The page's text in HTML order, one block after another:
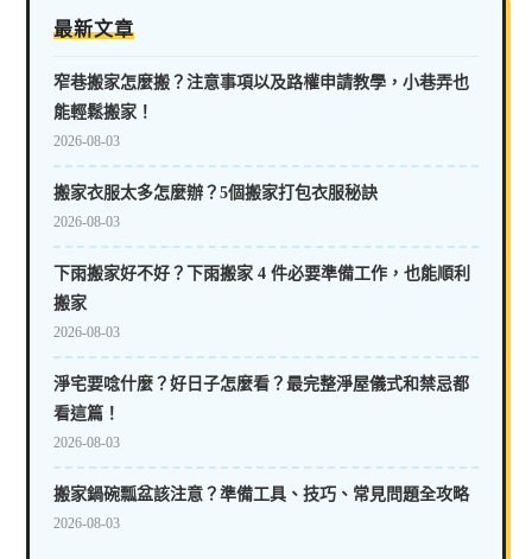
最新文章
窄巷搬家怎麼搬？注意事項以及路權申請教學，小巷弄也
能輕鬆搬家！
2026-08-03
搬家衣服太多怎麼辦？5個搬家打包衣服秘訣
2026-08-03
下雨搬家好不好？下雨搬家 4 件必要準備工作，也能順利
搬家
2026-08-03
淨宅要唸什麼？好日子怎麼看？最完整淨屋儀式和禁忌都
看這篇！
2026-08-03
搬家鍋碗瓢盆該注意？準備工具、技巧、常見問題全攻略
2026-08-03